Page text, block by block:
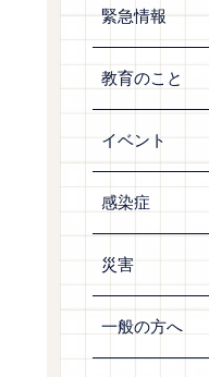
緊急情報
教育のこと
イベント
感染症
災害
一般の方へ